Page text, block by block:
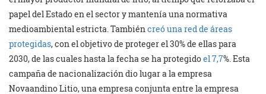
papel del Estado en el sector y mantenía una normativa
medioambiental estricta. También creó una red de áreas
protegidas, con el objetivo de proteger el 30% de ellas para
2030, de las cuales hasta la fecha se ha protegidoel 7,7%. Esta
campaña de nacionalización dio lugar a la empresa
Novaandino Litio, una empresa conjunta entre la empresa